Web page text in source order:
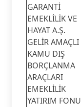
GARANTİ
EMEKLİLİK VE
HAYAT A.Ş.
GELİR AMAÇLI
KAMU DIŞ
BORÇLANMA
ARAÇLARI
EMEKLİLİK
YATIRIM FONU